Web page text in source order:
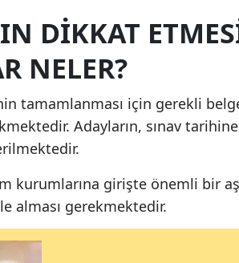
Kocaeli
Kütahya
Malatya
Mardin
DIKKAT
NELER?
tamamlanması için gerekli
Adayların, sınav
kurumlarına girişte önemli bir
alması gerekmektedir.